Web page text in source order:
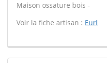
Maison ossature bois -
Voir la fiche artisan : Eurl